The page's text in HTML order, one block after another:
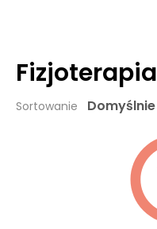
Fizjoterapia
Sortowanie Domyślnie